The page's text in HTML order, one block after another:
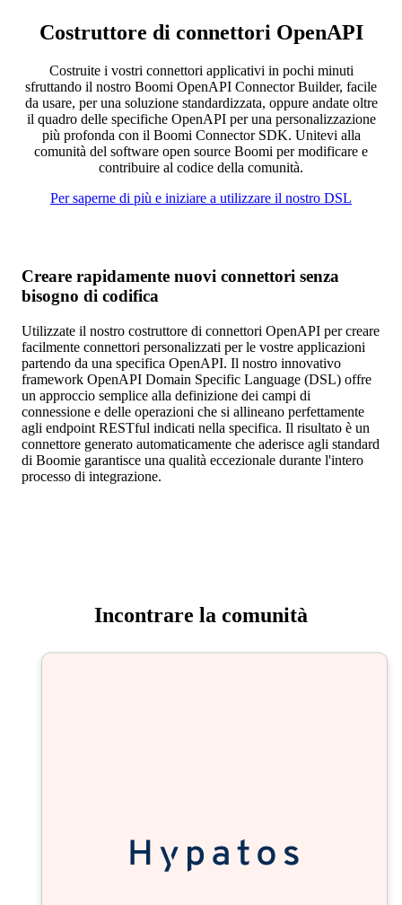
Costruttore di connettori OpenAPI
Costruite i vostri connettori applicativi in pochi minuti
sfruttando il nostro Boomi OpenAPI Connector Builder, facile
da usare, per una soluzione standardizzata, oppure andate oltre
il quadro delle specifiche OpenAPI per una personalizzazione
più profonda con il Boomi Connector SDK. Unitevi alla
comunità del software open source Boomi per modificare e
contribuire al codice della comunità.
Per saperne di più e iniziare a utilizzare il nostro DSL
Creare rapidamente nuovi connettori senza
bisogno di codifica
Utilizzate il nostro costruttore di connettori OpenAPI per creare
facilmente connettori personalizzati per le vostre applicazioni
partendo da una specifica OpenAPI. Il nostro innovativo
framework OpenAPI Domain Specific Language (DSL) offre
un approccio semplice alla definizione dei campi di
connessione e delle operazioni che si allineano perfettamente
agli endpoint RESTful indicati nella specifica. Il risultato è un
connettore generato automaticamente che aderisce agli standard
di Boomie garantisce una qualità eccezionale durante l'intero
processo di integrazione.
Incontrare la comunità